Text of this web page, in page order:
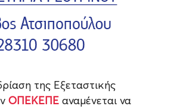
της Εξεταστικής
ΟΠΕΚΕΠΕ αναμένεται να